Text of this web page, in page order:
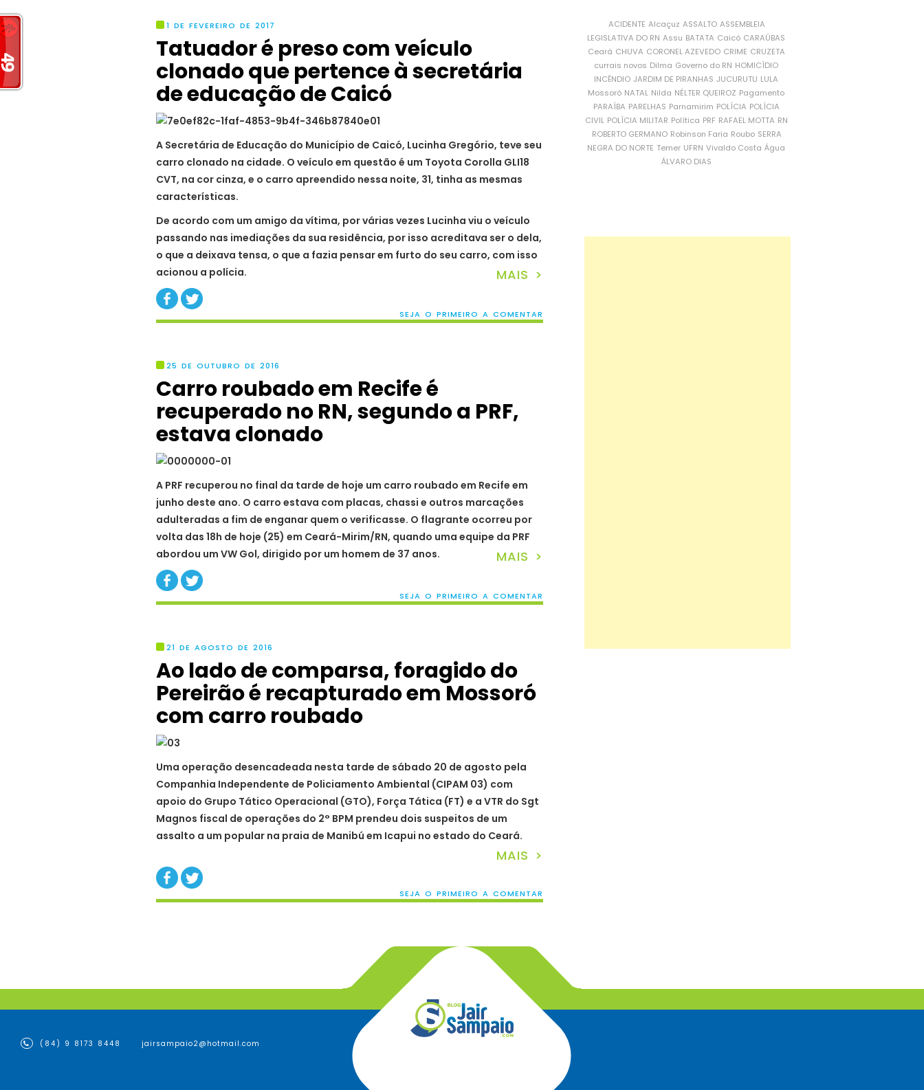
1 DE FEVEREIRO DE 2017
Tatuador é preso com veículo
clonado que pertence à secretária
de educação de Caicó
A Secretária de Educação do Município de Caicó, Lucinha Gregório, teve seu
carro clonado na cidade. O veículo em questão é um Toyota Corolla GLI18
CVT, na cor cinza, e o carro apreendido nessa noite, 31, tinha as mesmas
características.
De acordo com um amigo da vítima, por várias vezes Lucinha viu o veículo
passando nas imediações da sua residência, por isso acreditava ser o dela,
o que a deixava tensa, o que a fazia pensar em furto do seu carro, com isso
acionou a polícia.
MAIS >
SEJA O PRIMEIRO A COMENTAR
25 DE OUTUBRO DE 2016
Carro roubado em Recife é
recuperado no RN, segundo a PRF,
estava clonado
A PRF recuperou no final da tarde de hoje um carro roubado em Recife em
junho deste ano. O carro estava com placas, chassi e outros marcações
adulteradas a fim de enganar quem o verificasse. O flagrante ocorreu por
volta das 18h de hoje (25) em Ceará-Mirim/RN, quando uma equipe da PRF
abordou um VW Gol, dirigido por um homem de 37 anos.
MAIS >
SEJA O PRIMEIRO A COMENTAR
21 DE AGOSTO DE 2016
Ao lado de comparsa, foragido do
Pereirão é recapturado em Mossoró
com carro roubado
Uma operação desencadeada nesta tarde de sábado 20 de agosto pela
Companhia Independente de Policiamento Ambiental (CIPAM 03) com
apoio do Grupo Tático Operacional (GTO), Força Tática (FT) e a VTR do Sgt
Magnos fiscal de operações do 2° BPM prendeu dois suspeitos de um
assalto a um popular na praia de Manibú em Icapui no estado do Ceará.
MAIS >
SEJA O PRIMEIRO A COMENTAR
ACIDENTE Alcaçuz ASSALTO ASSEMBLEIA
LEGISLATIVA DO RN Assu BATATA Caicó CARAÚBAS
Ceará CHUVA CORONEL AZEVEDO CRIME CRUZETA
currais novos Dilma Governo do RN HOMICÍDIO
INCÊNDIO JARDIM DE PIRANHAS JUCURUTU LULA
Mossoró NATAL Nilda NÉLTER QUEIROZ Pagamento
PARAÍBA PARELHAS Parnamirim POLÍCIA POLÍCIA
CIVIL POLÍCIA MILITAR Política PRF RAFAEL MOTTA RN
ROBERTO GERMANO Robinson Faria Roubo SERRA
NEGRA DO NORTE Temer UFRN Vivaldo Costa Água
ÁLVARO DIAS
(84) 9 8173 8448 jairsampaio2@hotmail.com